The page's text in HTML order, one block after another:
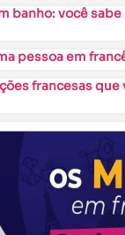
banho: você sabe
pessoa em
francesas que